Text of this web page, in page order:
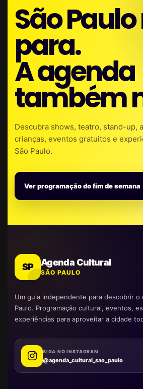
São
para.
A agenda
também
Descubra shows, teatro, stand-up,
crianças, eventos gratuitos e
São Paulo.
Ver programação do fim de semana
SP Agenda Cultural
SÃO PAULO
Um guia independente para descobrir o
Paulo. Programação cultural, eventos,
experiências para aproveitar a cidade
SIGA NO INSTAGRAM
@agenda_cultural_sao_paulo